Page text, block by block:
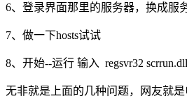
6、登录界面那里的服务器，换成服
7、做一下hosts试试
8、开始--运行 输入 regsvr32
无非就是上面的几种问题，网友就